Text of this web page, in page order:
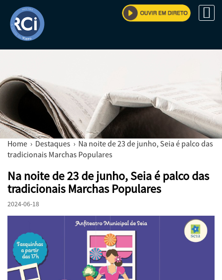
Home › Destaques › Na noite de 23 de junho, Seia é palco das
tradicionais Marchas Populares
Na noite de 23 de junho, Seia é palco das
tradicionais Marchas Populares
2024-06-18